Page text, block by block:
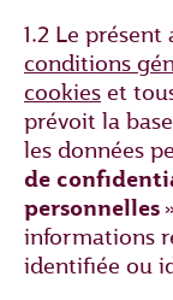
1.2 Le
conditions
cookies et
prévoit la
les données
de
personnelles
informations
identifiée ou